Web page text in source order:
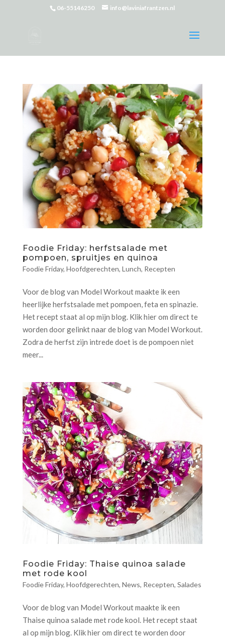
06-55146250 info@laviniafrantzen.nl
Foodie Friday: herfstsalade met
pompoen, spruitjes en quinoa
Foodie Friday, Hoofdgerechten, Lunch, Recepten
Voor de blog van Model Workout maakte ik een
heerlijke herfstsalade met pompoen, feta en spinazie.
Het recept staat al op mijn blog. Klik hier om direct te
worden door gelinkt naar de blog van Model Workout.
Zodra de herfst zijn intrede doet is de pompoen niet
meer...
Foodie Friday: Thaise quinoa salade
met rode kool
Foodie Friday, Hoofdgerechten, News, Recepten, Salades
Voor de blog van Model Workout maakte ik een
Thaise quinoa salade met rode kool. Het recept staat
al op mijn blog. Klik hier om direct te worden door